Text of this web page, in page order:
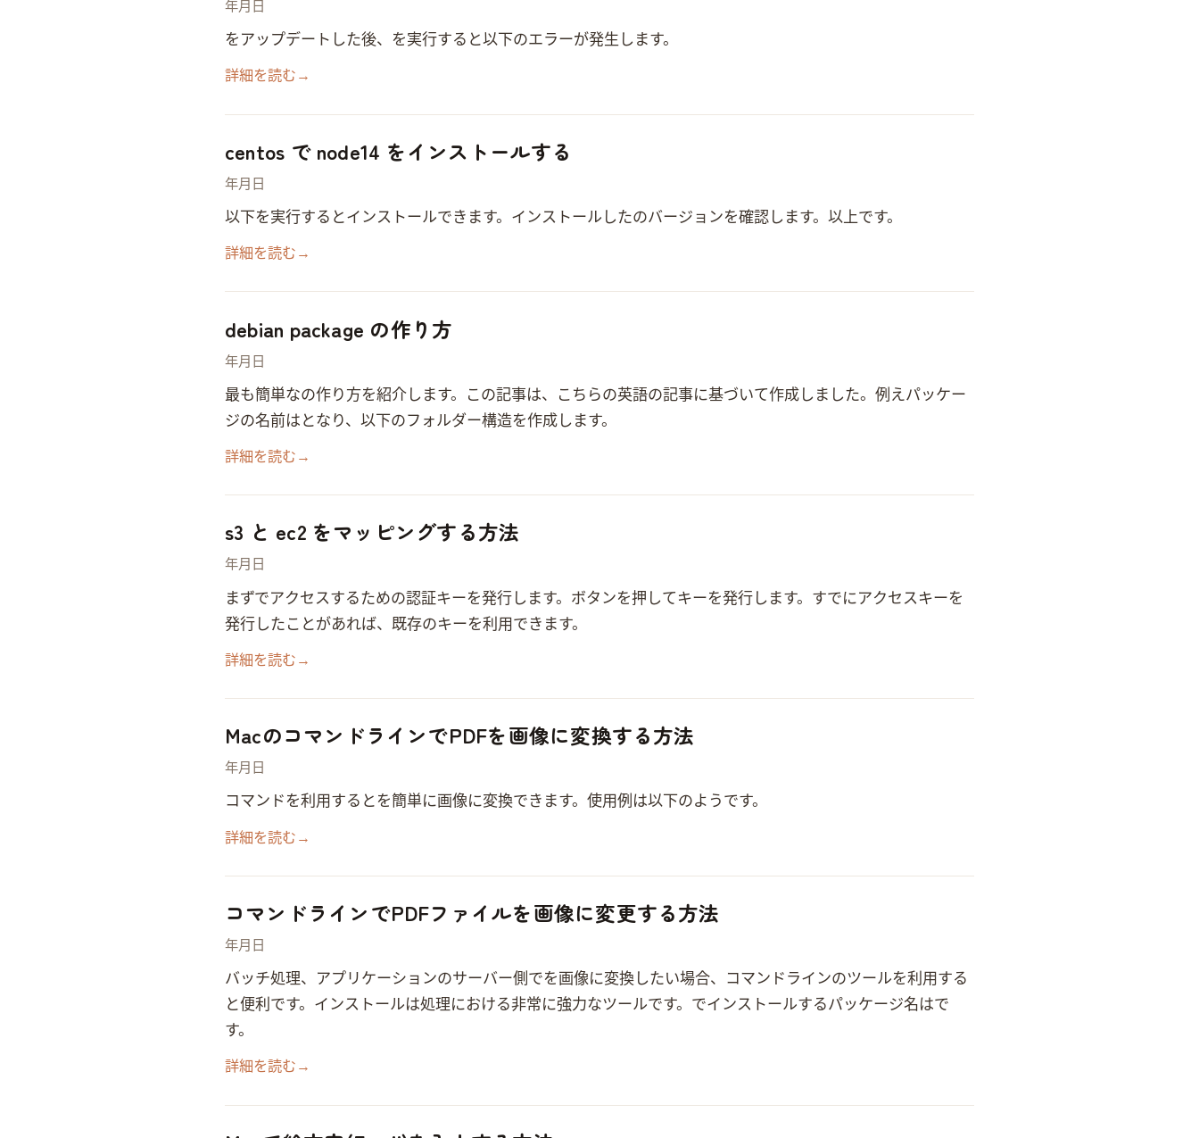
2020年12月23日
macOS をアップデートした後、git を実行すると以下のエラーが発生します。 % git xcrun: error: invalid active developer path (/Library/Developer/CommandLineTools), missing xcrun at: /Library/Dev…
詳細を読む →
centos で node14 をインストールする
2020年12月9日
1. 以下を実行するとインストールできます。 2. インストールした node のバージョンを確認します。 以上です。
詳細を読む →
debian package の作り方
2020年1月23日
最も簡単な .deb package の作り方を紹介します。この記事は、こちらの英語の記事に基づいて作成しました。 例えパッケー
ジの名前は helloworld となり、以下のフォルダー構造を作成します。
詳細を読む →
s3 と ec2 をマッピングする方法
2020年1月15日
まず AWS でアクセスするための認証キーを発行します。 Profile > My Security Credentials [Create access key] ボタンを押してキーを発行します。すでにアクセスキーを
発行したことがあれば、既存のキーを利用できます。
詳細を読む →
MacのコマンドラインでPDFを画像に変換する方法
2019年10月31日
sips コマンドを利用するとPDFを簡単に画像に変換できます。使用例は以下のようです。 sips -s format png input.pdf –out output.png
詳細を読む →
コマンドラインでPDFファイルを画像に変更する方法
2019年10月31日
バッチ処理、アプリケーションのサーバー側でPDFを画像に変換したい場合、コマンドラインのツールを利用する
と便利です。 インストール Poppler は PDF 処理における非常に強力なツールです。Linuxでインストールするパッケージ名は poppler-utils で
す。
詳細を読む →